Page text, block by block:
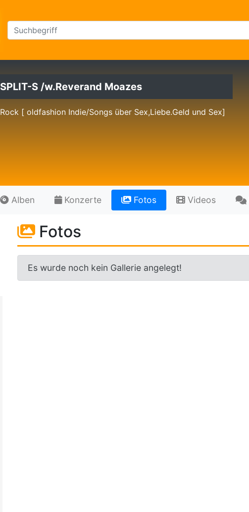
SPLIT-S /w.Reverand Moazes
Rock [ oldfashion Indie/Songs über Sex,Liebe.Geld und Sex]
Alben Konzerte Fotos Videos
Fotos
Es wurde noch kein Gallerie angelegt!